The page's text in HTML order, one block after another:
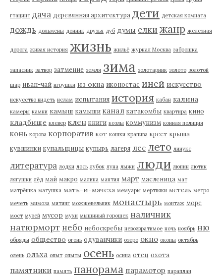
гтацинт дача деревянная архитектура дети детская комната
дождь дольмены донник друзья дуб думы елки жанр железная
дорога живая история жизнь жильё журнал Москва заброшка
запасник затвор затмение земля зима золотарник золото золотой
шар иван-чай игрушки из окна иконостас иней искусство
искусство видеть ислам испытания история кабан калина
камеры камни камыш камыши канал катакомбы квартира кино
кладбище клевер клен книги козлы коммунизм конная полиция
конь корова корпоратив кот кошки крапива крест крыша
кувшинки купальщицы купырь лагеря лес лето линукс
литература лодки лось лубок луна лыжи люди люпин лютик
лягушки лёд май макро малина мантия март масленица мат
матрёшка матушка мать-и-мачеха мемуары мертвяки метель метро
мечеть мимоза митинг можжевельник монастырь монтаж море
мост музей мусор мухи мышиный горошек наличник
натюрморт небо небоскребы невозвратимое ночь ноябрь ню
обряды общество огонь одуванчики озеро окно окопы октябрь
олень ольха опыт опыты осень осина отец охота
памятники память панорама парамотор параплан